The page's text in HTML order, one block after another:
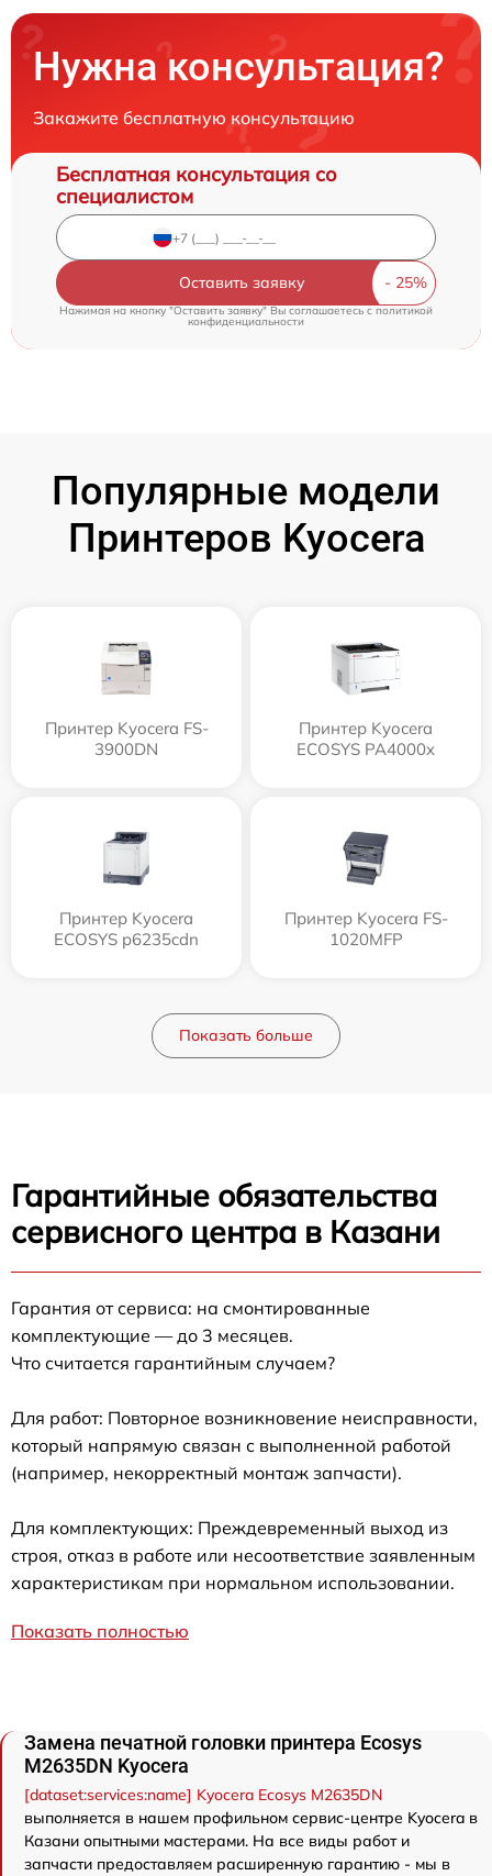
Нужна консультация?
Закажите бесплатную консультацию
Бесплатная консультация со
специалистом
Оставить заявку
Нажимая на кнопку "Оставить заявку" Вы соглашаетесь c политикой
конфиденциальности
Популярные модели
Принтеров Kyocera
Принтер Kyocera FS-
3900DN
Принтер Kyocera
ECOSYS PA4000x
Принтер Kyocera
ECOSYS p6235cdn
Принтер Kyocera FS-
1020MFP
Показать больше
Гарантийные обязательства
сервисного центра в Казани
Гарантия от сервиса: на смонтированные
комплектующие — до 3 месяцев.
Что считается гарантийным случаем?
Для работ: Повторное возникновение неисправности,
который напрямую связан с выполненной работой
(например, некорректный монтаж запчасти).
Для комплектующих: Преждевременный выход из
строя, отказ в работе или несоответствие заявленным
характеристикам при нормальном использовании.
Показать полностью
Замена печатной головки принтера Ecosys
M2635DN Kyocera
[dataset:services:name] Kyocera Ecosys M2635DN
выполняется в нашем профильном сервис-центре Kyocera в
Казани опытными мастерами. На все виды работ и
запчасти предоставляем расширенную гарантию - мы в